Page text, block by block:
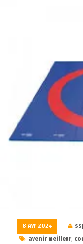
8 Avr 2024
avenir meilleur,